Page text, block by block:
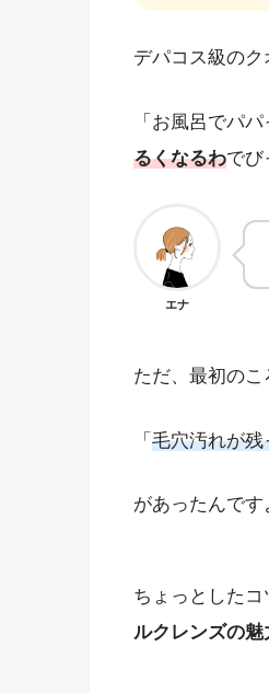
デパコス級のク
「お風呂でパ
るくなるわでび
エナ
ただ、最初の
「 毛穴汚れが
があったんです
ちょっとしたコ
ルクレンズの魅